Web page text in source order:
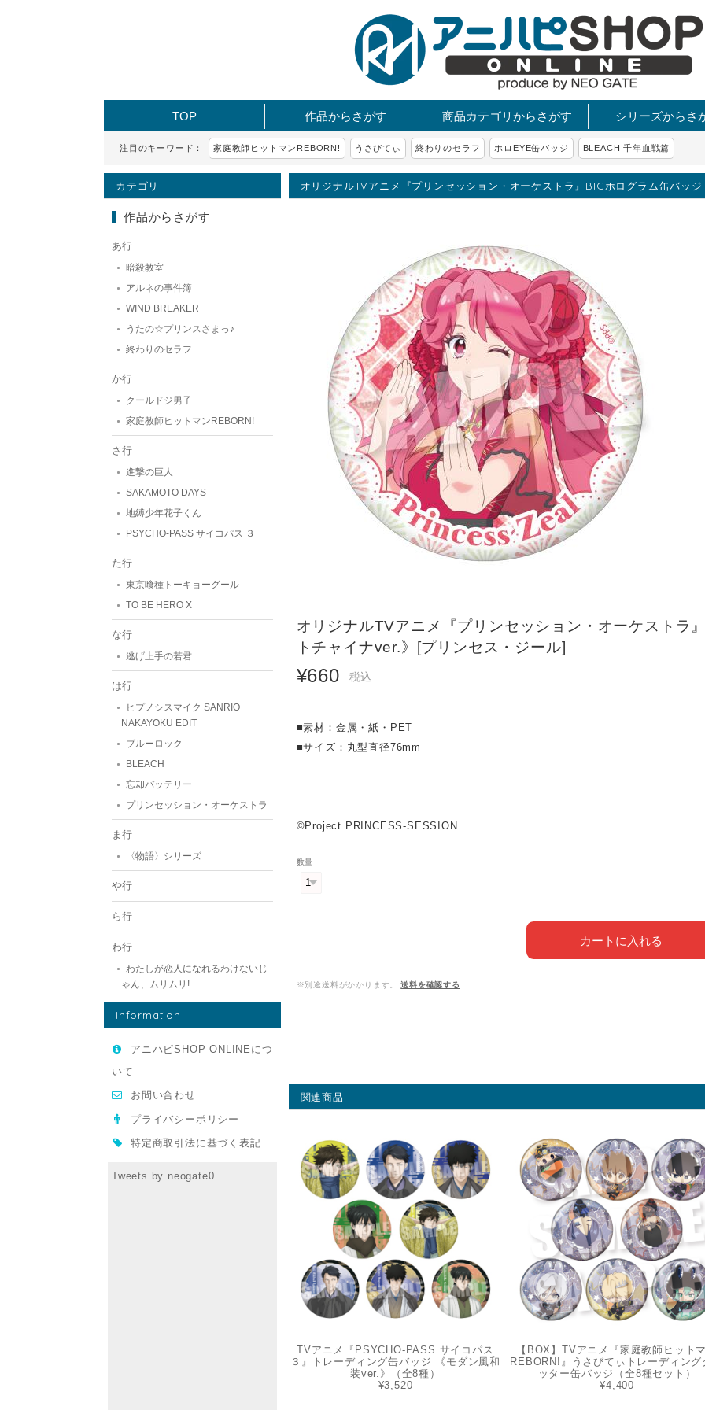
TOP 作品からさがす 商品カテゴリからさがす シリーズからさ
注目のキーワード： 家庭教師ヒットマンREBORN! うさびてぃ 終わりのセラフ ホロEYE缶バッジ BLEACH 千年血戦篇
カテゴリ
作品からさがす
あ行
暗殺教室
アルネの事件簿
WIND BREAKER
うたの☆プリンスさまっ♪
終わりのセラフ
か行
クールドジ男子
家庭教師ヒットマンREBORN!
さ行
進撃の巨人
SAKAMOTO DAYS
地縛少年花子くん
PSYCHO-PASS サイコパス ３
た行
東京喰種トーキョーグール
TO BE HERO X
な行
逃げ上手の若君
は行
ヒプノシスマイク SANRIO
NAKAYOKU EDIT
ブルーロック
BLEACH
忘却バッテリー
プリンセッション・オーケストラ
ま行
〈物語〉シリーズ
や行
ら行
わ行
わたしが恋人になれるわけないじ
ゃん、ムリムリ!
Information
アニハピSHOP ONLINEにつ
いて
お問い合わせ
プライバシーポリシー
特定商取引法に基づく表記
Tweets by neogate0
オリジナルTVアニメ『プリンセッション・オーケストラ』BIGホログラム缶バッ
オリジナルTVアニメ『プリンセッション・オーケストラ
トチャイナver.》[プリンセス・ジール]
¥660 税込
■素材：金属・紙・PET
■サイズ：丸型直径76mm
©Project PRINCESS-SESSION
数量
カートに入れる
※別途送料がかかります。 送料を確認する
関連商品
TVアニメ『PSYCHO-PASS サイコパス
３』トレーディング缶バッジ 《モダン風和
装ver.》（全8種）
¥3,520
【BOX】TVアニメ『家庭教師ヒット
REBORN!』うさびてぃトレーディング
ッター缶バッジ（全8種セット）
¥4,400